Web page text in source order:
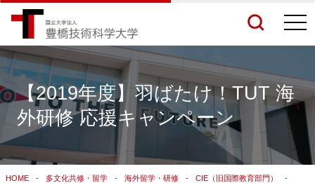
検索結果をもっと見る
関連サイトすべてを検索する
【2019年度】羽ばたけ！TUT 海
外研修 応援キャンペーン
HOME 多文化共修・留学 海外留学・研修
CIE（旧国際教育部門）